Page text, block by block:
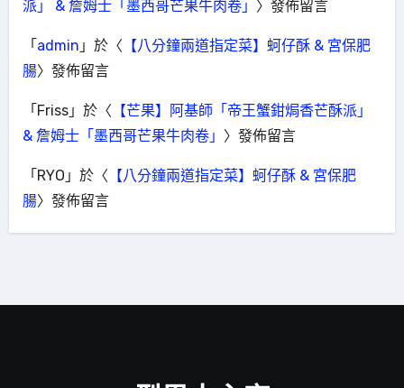
派」 & 詹姆士「墨西哥芒果牛肉卷」 〉發佈留言
「admin 」於〈 【八分鐘兩道指定菜】蚵仔酥 & 宮保肥
腸〉發佈留言
「Friss」於〈 【芒果】阿基師「帝王蟹鉗焗香芒酥派」
& 詹姆士「墨西哥芒果牛肉卷」 〉發佈留言
「RYO 」於〈 【八分鐘兩道指定菜】蚵仔酥 & 宮保肥
腸〉發佈留言